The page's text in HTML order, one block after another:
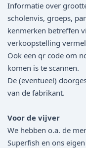
Informatie over
scholenvis, groeps,
kenmerken betreffen
verkoopstelling
Ook een qr code om
komen is te scannen.
De (eventueel)
van de fabrikant.
Voor de vijver
We hebben o.a. de
Superfish en ons